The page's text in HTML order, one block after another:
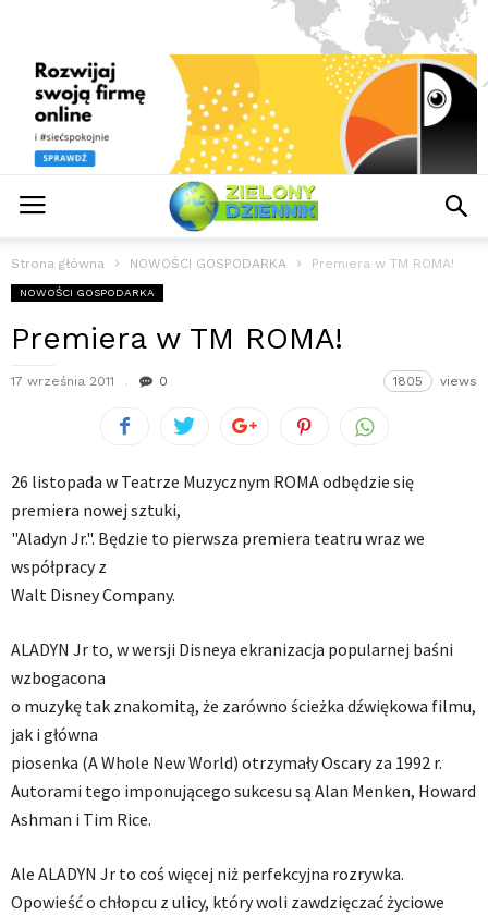
Strona główna NOWOŚCI GOSPODARKA Premiera w TM ROMA!
NOWOŚCI GOSPODARKA
Premiera w TM ROMA!
17 września 2011 0 1805 views
26 listopada w Teatrze Muzycznym ROMA odbędzie się
premiera nowej sztuki,
"Aladyn Jr.". Będzie to pierwsza premiera teatru wraz we
współpracy z
Walt Disney Company.
ALADYN Jr to, w wersji Disneya ekranizacja popularnej baśni
wzbogacona
o muzykę tak znakomitą, że zarówno ścieżka dźwiękowa filmu,
jak i główna
piosenka (A Whole New World) otrzymały Oscary za 1992 r.
Autorami tego imponującego sukcesu są Alan Menken, Howard
Ashman i Tim Rice.
Ale ALADYN Jr to coś więcej niż perfekcyjna rozrywka.
Opowieść o chłopcu z ulicy, który woli zawdzięczać życiowe